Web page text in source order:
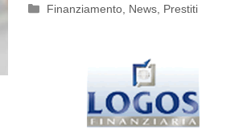
Categorie
Finanziamento News Prestiti